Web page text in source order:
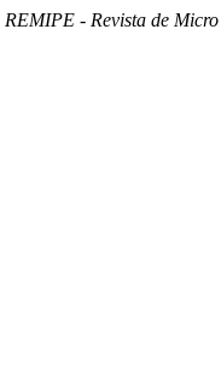
REMIPE - Revista de Micro